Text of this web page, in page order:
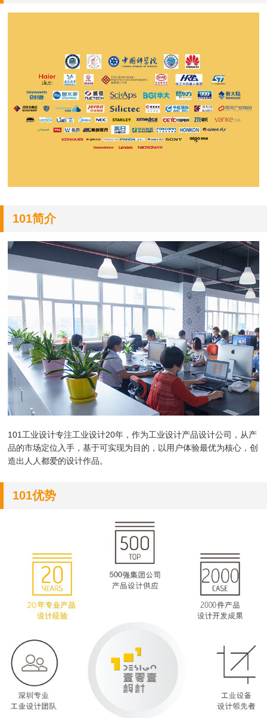
101简介
101工业设计专注工业设计20年，作为工业设计产品设计公司， 从产
品的市场定位入手，基于可实现为目的，以用户体验最优为核心，创
造出人人都爱的设计作品。
101优势